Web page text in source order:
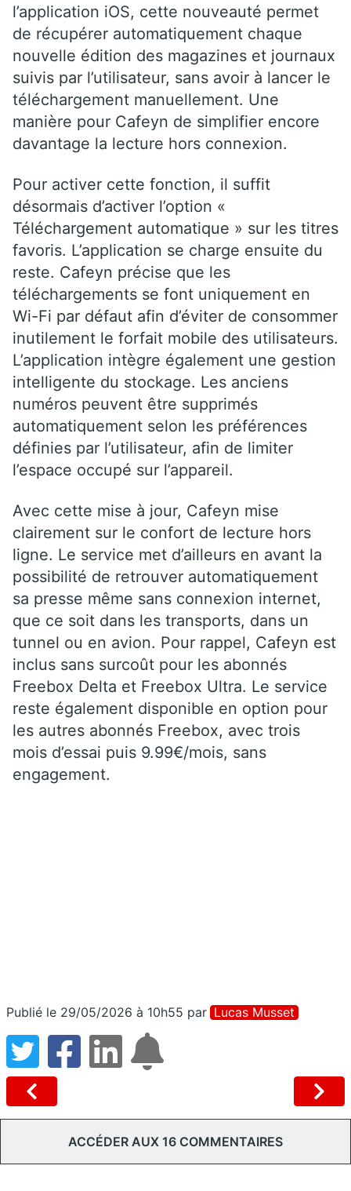
l’application iOS, cette nouveauté permet
de récupérer automatiquement chaque
nouvelle édition des magazines et journaux
suivis par l’utilisateur, sans avoir à lancer le
téléchargement manuellement. Une
manière pour Cafeyn de simplifier encore
davantage la lecture hors connexion.
Pour activer cette fonction, il suffit
désormais d’activer l’option «
Téléchargement automatique » sur les titres
favoris. L’application se charge ensuite du
reste. Cafeyn précise que les
téléchargements se font uniquement en
Wi-Fi par défaut afin d’éviter de consommer
inutilement le forfait mobile des utilisateurs.
L’application intègre également une gestion
intelligente du stockage. Les anciens
numéros peuvent être supprimés
automatiquement selon les préférences
définies par l’utilisateur, afin de limiter
l’espace occupé sur l’appareil.
Avec cette mise à jour, Cafeyn mise
clairement sur le confort de lecture hors
ligne. Le service met d’ailleurs en avant la
possibilité de retrouver automatiquement
sa presse même sans connexion internet,
que ce soit dans les transports, dans un
tunnel ou en avion. Pour rappel, Cafeyn est
inclus sans surcoût pour les abonnés
Freebox Delta et Freebox Ultra. Le service
reste également disponible en option pour
les autres abonnés Freebox, avec trois
mois d’essai puis 9.99€/mois, sans
engagement.
Publié le 29/05/2026 à 10h55 par Lucas Musset
ACCÉDER AUX 16 COMMENTAIRES